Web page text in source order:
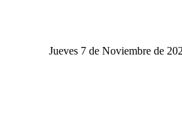
Jueves 7 de Noviembre de